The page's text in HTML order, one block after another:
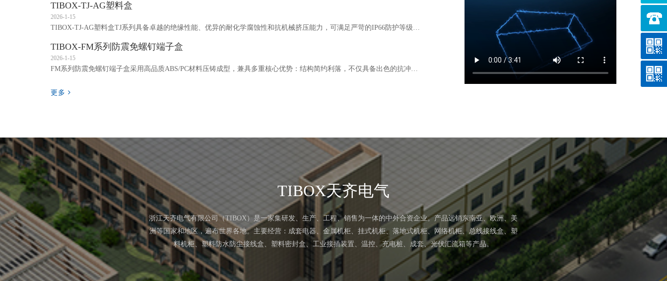
TIBOX-TJ-AG塑料盒
2026-1-15
TIBOX-TJ-AG塑料盒TJ系列具备卓越的绝缘性能、优异的耐化学腐蚀性和抗机械挤压能力，可满足严苛的IP66防护等级标准，实现完全防尘与强力喷水防护，并耐受高达80℃的高温环境。箱体采用ABS、PC等高品质工程塑料制成，外观精致、结构坚固。我们还可根据客户需求提供定制开孔服务。该产品广泛适用于小型终端设备、按钮盒、信号装置、继电器以及通信接线盒等多种应用场景。 ...
TIBOX-FM系列防震免螺钉端子盒
2026-1-15
FM系列防震免螺钉端子盒采用高品质ABS/PC材料压铸成型，兼具多重核心优势：结构简约利落，不仅具备出色的抗冲击能力，更拥有可靠的密封防护性能与优异的抗电磁干扰表现。 盒体内部可适配接线端子线路板及各类电气元件，能够广泛应用于各类自动化场景。 产品支持线路板背面并联设计，当订单量达到100只及以上时，可提供专属的并联定制服务。 ...
更多
TIBOX天齐电气
浙江天齐电气有限公司（TIBOX）是一家集研发、生产、工程、销售为一体的中外合资企业。产品远销东南亚、欧洲、美
洲等国家和地区，遍布世界各地。主要经营：成套电器、金属机柜、挂式机柜、落地式机柜、网络机柜、总线接线盒、塑
料机柜、塑料防水防尘接线盒、塑料密封盒、工业接插装置、温控、充电桩、成套、光伏汇流箱等产品。